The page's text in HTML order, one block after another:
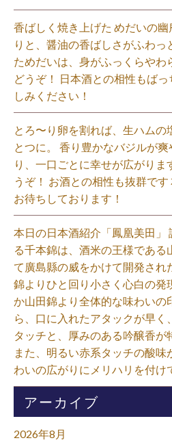
香ばしく焼き上げた めだいの
りと、醤油の香ばしさがふわっ
ためだいは、身がふっくらやわ
どうぞ！ 日本酒との相性もば
しみください！⁡
とろ〜り卵を割れば、生ハムの
とつに。 香り豊かなバジルが
り、一口ごとに幸せが広がりま
うぞ！ お酒との相性も抜群で
お待ちしております！⁡
本日の日本酒紹介「鳳凰美田」
る千本錦は、酒米の王様である
て廣島縣の威をかけて開発され
錦よりひと回り小さく心白の発
か山田錦より全体的な味わいの
ら、口に入れたアタックが早く
タッチと、厚みのある吟醸香が
また、明るい赤系タッチの酸味
わいの広がりにメリハリを付け
アーカイブ
2026年8月